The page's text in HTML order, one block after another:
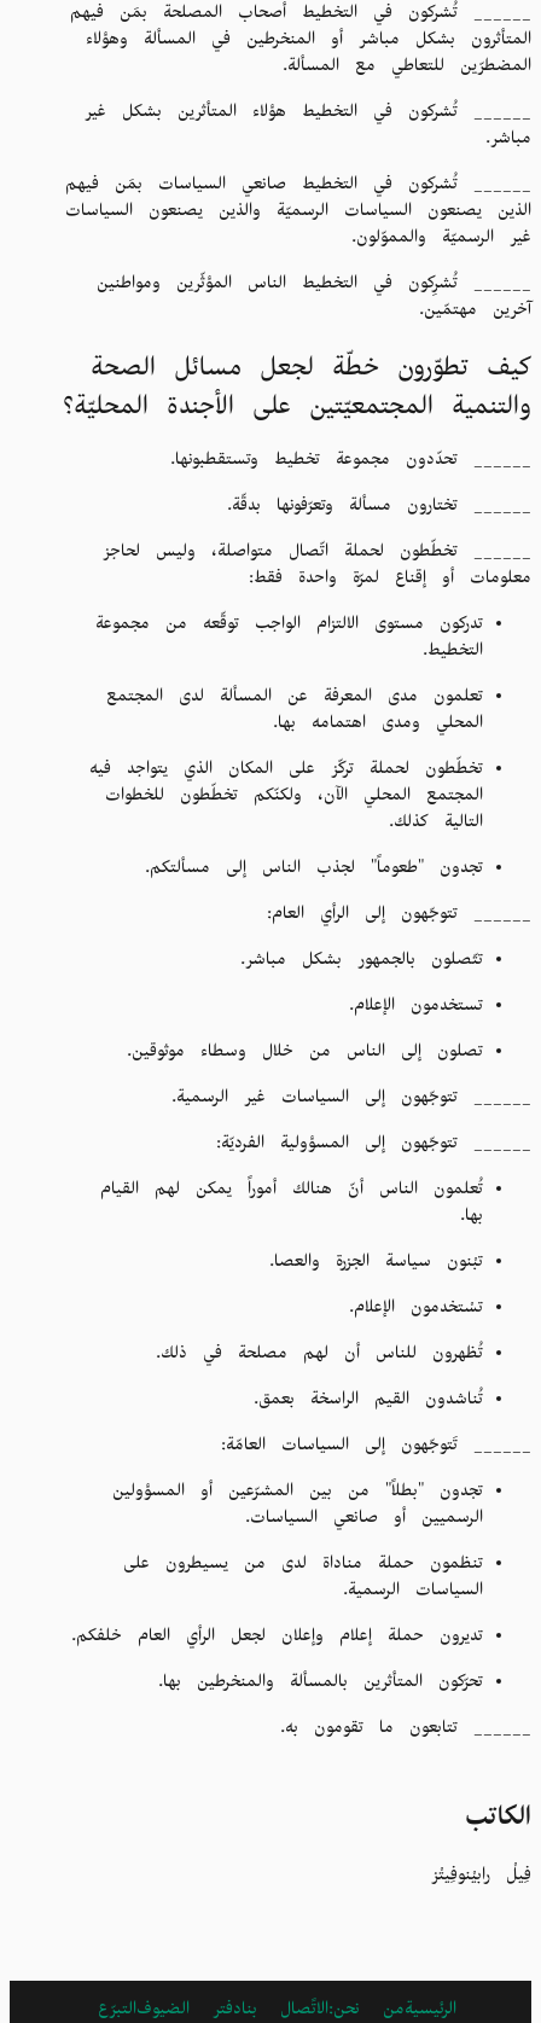
______ تُشركون في التخطيط أصحاب المصلحة بمَن فيهم
المتأثرون بشكل مباشر أو المنخرطين في المسألة وهؤلاء
المضطرّين للتعاطي مع المسألة.
______ تُشركون في التخطيط هؤلاء المتأثرين بشكل غير
مباشر.
______ تُشركون في التخطيط صانعي السياسات بمَن فيهم
الذين يصنعون السياسات الرسميّة والذين يصنعون السياسات
غير الرسميّة والمموّلون.
______ تُشرِكون في التخطيط الناس المؤثّرين ومواطنين
آخرين مهتمّين.
كيف تطوّرون خطّة لجعل مسائل الصحة
والتنمية المجتمعيّتين على الأجندة المحليّة؟
______ تحدّدون مجموعة تخطيط وتستقطبونها.
______ تختارون مسألة وتعرّفونها بدقّة.
______ تخطّطون لحملة اتّصال متواصلة، وليس لحاجز
معلومات أو إقناع لمرّة واحدة فقط:
تدركون مستوى الالتزام الواجب توقّعه من مجموعة
التخطيط.
تعلمون مدى المعرفة عن المسألة لدى المجتمع
المحلي ومدى اهتمامه بها.
تخطّطون لحملة تركّز على المكان الذي يتواجد فيه
المجتمع المحلي الآن، ولكنّكم تخطّطون للخطوات
التالية كذلك.
تجدون "طعوماً" لجذب الناس إلى مسألتكم.
______ تتوجّهون إلى الرأي العام:
تتّصلون بالجمهور بشكل مباشر.
تستخدمون الإعلام.
تصلون إلى الناس من خلال وسطاء موثوقين.
______ تتوجّهون إلى السياسات غير الرسمية.
______ تتوجّهون إلى المسؤولية الفرديّة:
تُعلمون الناس أنّ هنالك أموراً يمكن لهم القيام
بها.
تبْنون سياسة الجزرة والعصا.
تسْتخدمون الإعلام.
تُظهرون للناس أن لهم مصلحة في ذلك.
تُناشدون القيم الراسخة بعمق.
______ تَتوجّهون إلى السياسات العامّة:
تجدون "بطلاً" من بين المشرّعين أو المسؤولين
الرسميين أو صانعي السياسات.
تنظمون حملة مناداة لدى من يسيطرون على
السياسات الرسمية.
تديرون حملة إعلام وإعلان لجعل الرأي العام خلفكم.
تحرّكون المتأثرين بالمسألة والمنخرطين بها.
______ تتابعون ما تقومون به.
الکاتب
فِيلْ رابيْنوفِيتْز
ARABIC الرئيسيةمن نحن:الاتًصال بنادفتر الضيوفالتبرّع